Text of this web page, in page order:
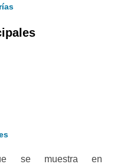
se muestra en